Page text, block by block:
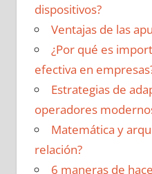
dispositivos?
Ventajas de las
¿Por qué es
efectiva en
Estrategias de
operadores
Matemática y
relación?
6 maneras de